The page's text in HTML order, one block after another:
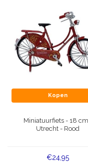
Kopen
Miniatuurfiets - 18
Utrecht - Rood
€24,95